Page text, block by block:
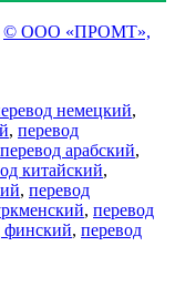
© ООО «ПРОМТ»,
немецкий,
, перевод
перевод арабский,
китайский,
, перевод
, перевод
финский, перевод